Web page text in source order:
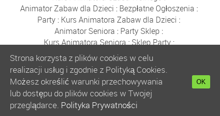
Animator Zabaw dla Dzieci : Bezpłatne Ogłoszenia :
Party : Kurs Animatora Zabaw dla Dzieci :
Animator Seniora : Party Sklep :
Kurs Animatora Seniora:Sklep Party:
Tatuaże dla Dzieci: Tatuaże Brokatowe
Ogłoszenia Darmowe :Zamykanie w Bańce
:Wydarzenia Warszawa:Firmy Warszawa
Ogłoszenia Warszawa
Strona korzysta z plików cookies w celu
realizacji usług i zgodnie z Polityką Cookies.
Możesz określić warunki przechowywania
lub dostępu do plików cookies w Twojej
przeglądarce. Polityka Prywatności
OK